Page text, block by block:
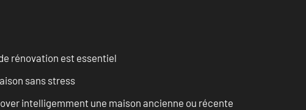
rénovation est essentiel
sans stress
intelligemment une maison ancienne ou récente